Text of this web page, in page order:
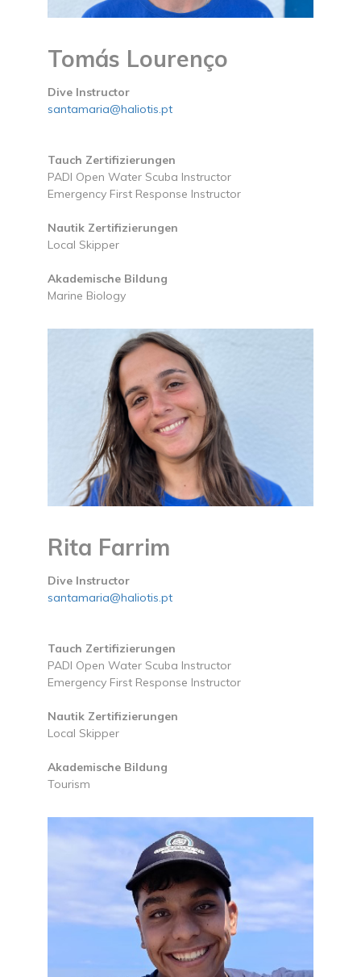
Tomás Lourenço
Dive Instructor
santamaria@haliotis.pt
Tauch Zertifizierungen
PADI Open Water Scuba Instructor
Emergency First Response Instructor
Nautik Zertifizierungen
Local Skipper
Akademische Bildung
Marine Biology
Rita Farrim
Dive Instructor
santamaria@haliotis.pt
Tauch Zertifizierungen
PADI Open Water Scuba Instructor
Emergency First Response Instructor
Nautik Zertifizierungen
Local Skipper
Akademische Bildung
Tourism